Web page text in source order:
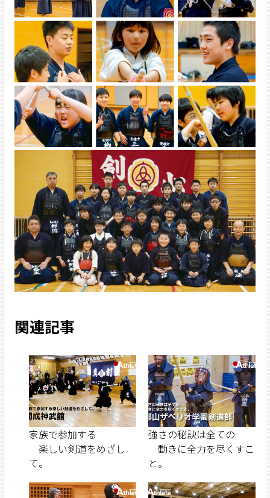
関連記事
家族で参加する
楽しい剣道をめざし
て。
強さの秘訣は全ての
動きに全力を尽くすこ
と。